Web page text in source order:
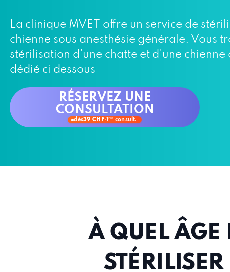
La clinique MVET offre un service de
chienne sous anesthésie générale. Vous
stérilisation d'une chatte et d'une
dédié ci dessous
RÉSERVEZ UNE
CONSULTATION
dès39 CHF·1re consult.
À QUEL ÂGE